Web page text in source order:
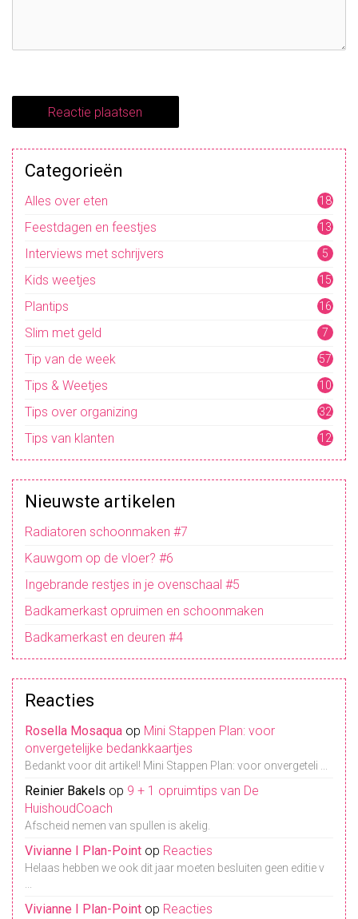
Categorieën
Alles over eten 18
Feestdagen en feestjes 13
Interviews met schrijvers 5
Kids weetjes 15
Plantips 16
Slim met geld 7
Tip van de week 57
Tips & Weetjes
10
4
Tips over organizing 32
Tips van klanten 12
Nieuwste artikelen
Radiatoren schoonmaken #7
Kauwgom op de vloer? #6
Ingebrande restjes in je ovenschaal #5
Badkamerkast opruimen en schoonmaken
Badkamerkast en deuren #4
Reacties
Rosella Mosaqua op Mini Stappen Plan: voor
onvergetelijke bedankkaartjes
Bedankt voor dit artikel! Mini Stappen Plan: voor onvergeteli ...
Reinier Bakels op 9 + 1 opruimtips van De
HuishoudCoach
Afscheid nemen van spullen is akelig.
Vivianne I Plan-Point op Reacties
Helaas hebben we ook dit jaar moeten besluiten geen editie v
Vivianne I Plan-Point op Reacties